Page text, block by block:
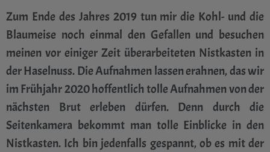
Zum Ende des Jahres 2019 tun mir die Kohl- und die
Blaumeise noch einmal den Gefallen und besuchen
meinen vor einiger Zeit überarbeiteten Nistkasten in
der Haselnuss. Die Aufnahmen lassen erahnen, das wir
im Frühjahr 2020 hoffentlich tolle Aufnahmen von der
nächsten Brut erleben dürfen. Denn durch die
Seitenkamera bekommt man tolle Einblicke in den
Nistkasten. Ich bin jedenfalls gespannt, ob es mit der